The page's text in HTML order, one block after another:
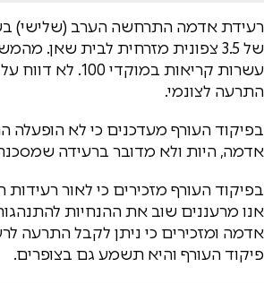
של 3.5 צפונית מזרחית לבית שאן.
עשרות קריאות במוקדי
התרעה לצונמי.
בפיקוד העורף מעדכנים כי לא הופעלה
אדמה, היות ולא מדובר ברעידה
בפיקוד העורף מזכירים כי לאור
אנו מרעננים שוב את ההנחיות
אדמה ומזכירים כי ניתן לקבל התרעה
פיקוד העורף והיא תשמע גם בצופרים.